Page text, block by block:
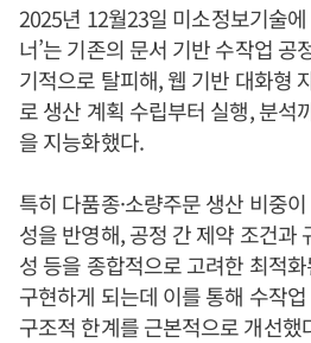
2025년 12월23일 미소정보기술에
너’는 기존의 문서 기반 수작업 공
기적으로 탈피해, 웹 기반 대화형
로 생산 계획 수립부터 실행, 분석
을 지능화했다.
특히 다품종·소량주문 생산 비중
성을 반영해, 공정 간 제약 조건과
성 등을 종합적으로 고려한 최적
구현하게 되는데 이를 통해 수작
구조적 한계를 근본적으로 개선했